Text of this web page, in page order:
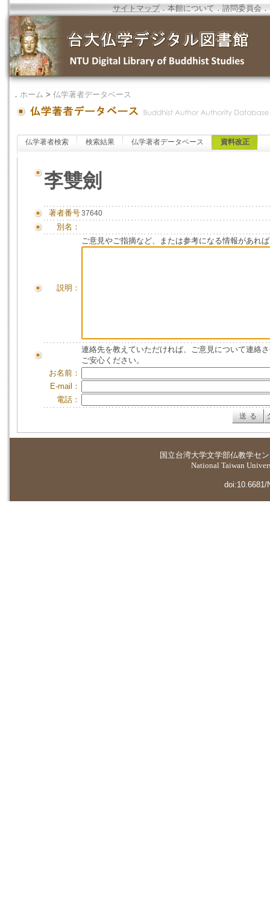
サイトマップ．本館について ．諮問委員会 ．
． ホーム > 仏学著者データベース
仏学著者検索 検索結果 仏学著者データベース 資料改正
李雙劍
著者番号37640
別名：
説明：
ご意見やご指摘など、または参考になる情報があれ
連絡先を教えていただければ、ご意見について連絡
ご安心ください。
お名前：
E-mail：
電話：
国立台湾大学文学部仏教学セ
National Taiwan
doi:10.6681/